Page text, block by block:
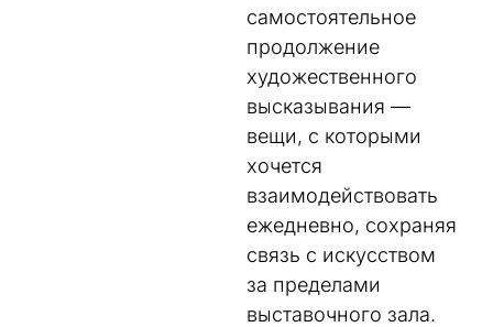
самостоятельное
продолжение
художественного
высказывания —
вещи, с которыми
хочется
взаимодействовать
ежедневно, сохраняя
связь с искусством
за пределами
выставочного зала.